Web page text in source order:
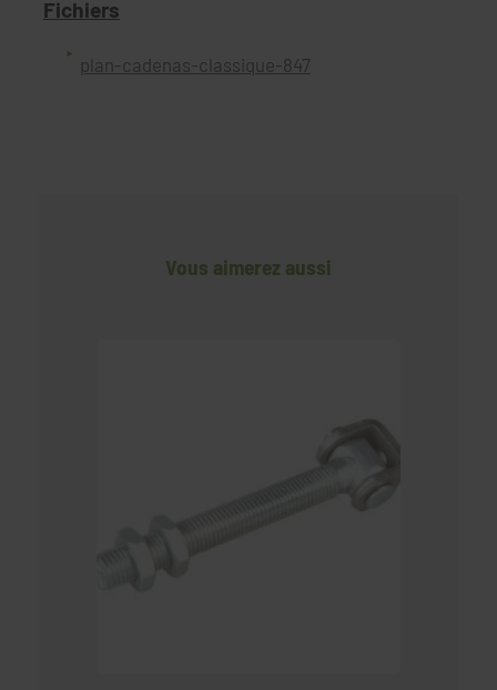
Fichiers
plan-cadenas-classique-847
Vous aimerez aussi